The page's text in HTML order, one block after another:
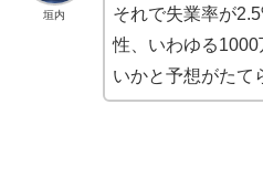
垣内
それで失業率が
性、いわゆる
いかと予想がたて